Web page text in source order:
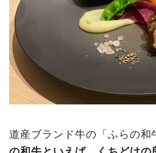
道産ブランド牛の「ふらの和